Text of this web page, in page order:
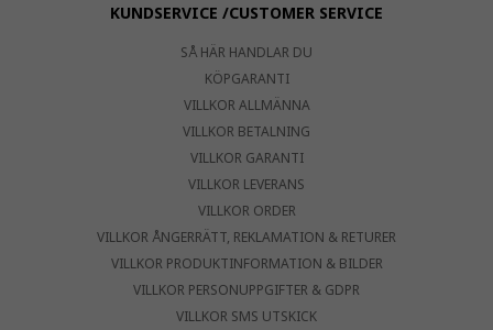
KUNDSERVICE /CUSTOMER SERVICE
SÅ HÄR HANDLAR DU
KÖPGARANTI
VILLKOR ALLMÄNNA
VILLKOR BETALNING
VILLKOR GARANTI
VILLKOR LEVERANS
VILLKOR ORDER
VILLKOR ÅNGERRÄTT, REKLAMATION & RETURER
VILLKOR PRODUKTINFORMATION & BILDER
VILLKOR PERSONUPPGIFTER & GDPR
VILLKOR SMS UTSKICK